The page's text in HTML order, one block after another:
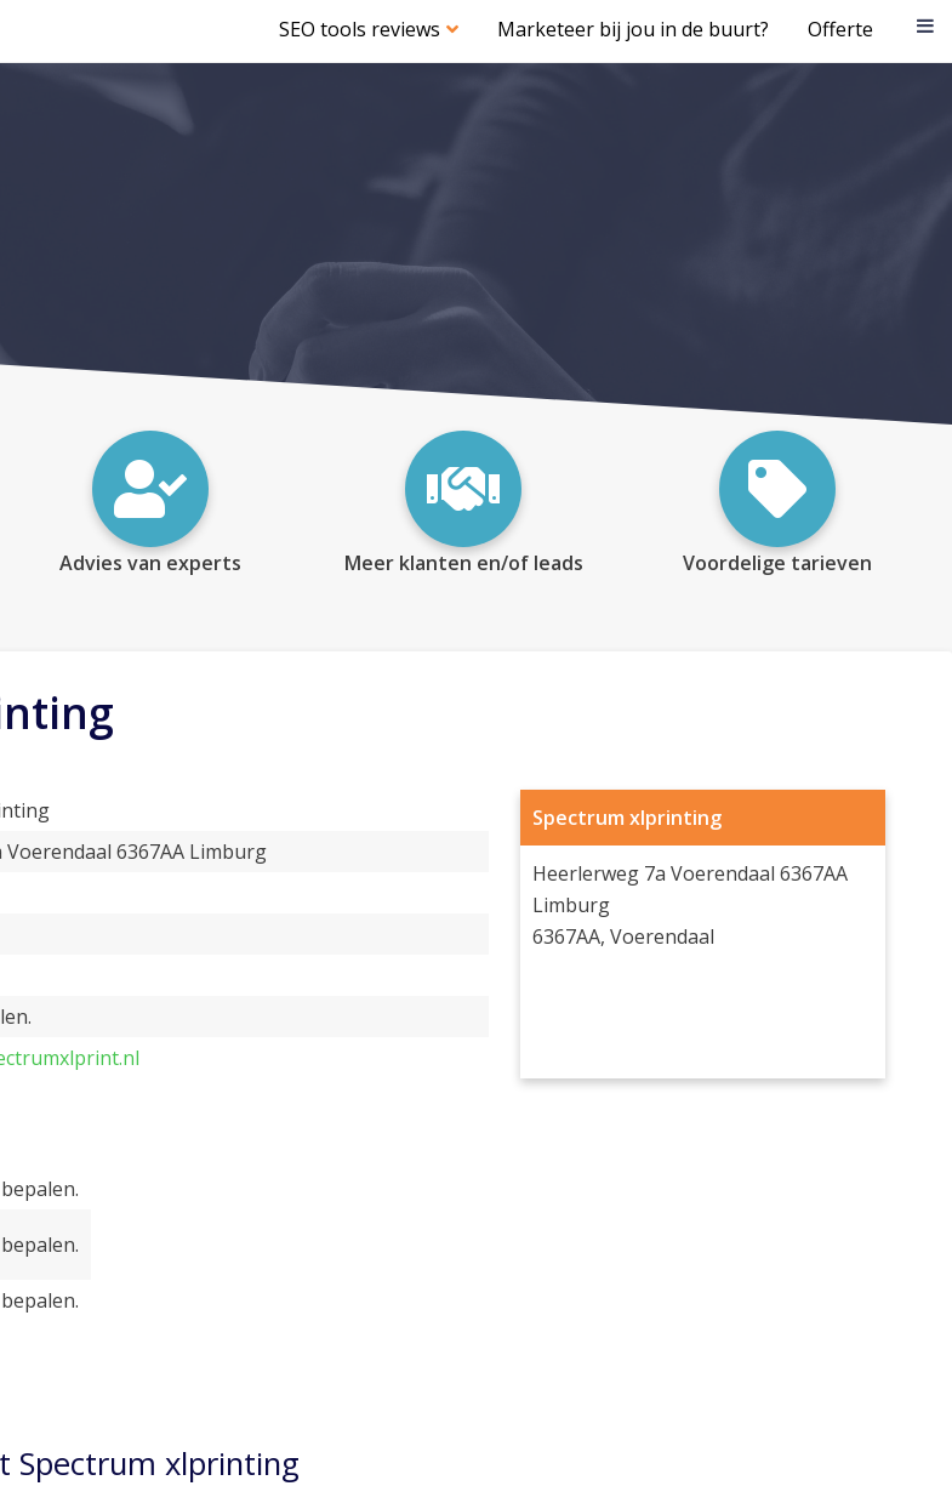
SEO tools reviews Marketeer bij jou in de buurt? Offerte
Advies van experts Meer klanten en/of leads Voordelige tarieven
6367AA Limburg
Spectrum xlprinting
Heerlerweg 7a Voerendaal 6367AA
Limburg
6367AA, Voerendaal
Spectrum xlprinting